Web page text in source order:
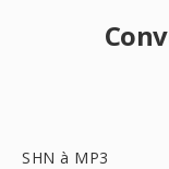
SHN à MP3